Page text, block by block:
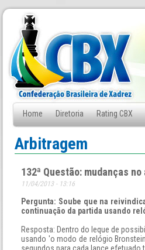
Home Diretoria Rating CBX
Fale Conosco
Arbitragem
132ª Questão: mudanças
11/04/2013 - 13:16
Pergunta: Soube que na
continuação da partida usando
Resposta: Dentro do leque de
usando 'o modo de relógio